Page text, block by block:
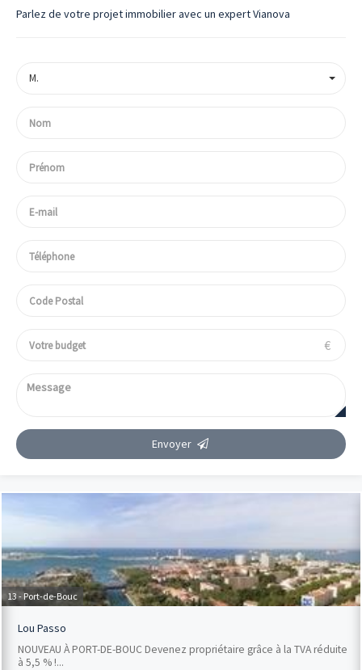
Parlez de votre projet immobilier avec un expert Vianova
M.
€
Envoyer
13 - Port-de-Bouc
Lou Passo
NOUVEAU À PORT-DE-BOUC Devenez propriétaire grâce à la TVA réduite
à 5,5 % !...